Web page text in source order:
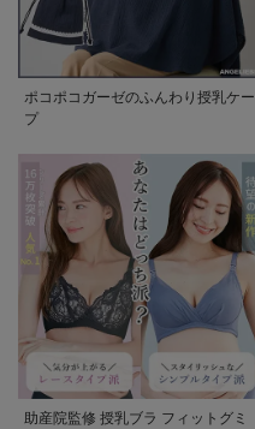
ポコポコガーゼのふんわり授乳ケー
プ
助産院監修 授乳ブラ フィットグミ